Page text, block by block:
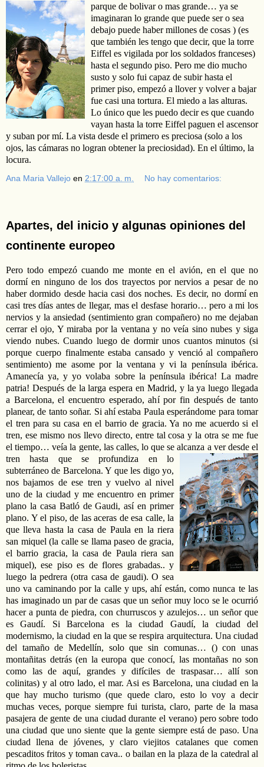
parque de bolivar o mas grande… ya se
imaginaran lo grande que puede ser o sea
debajo puede haber millones de cosas ) (es
que también les tengo que decir, que la torre
Eiffel es vigilada por los soldados franceses)
hasta el segundo piso. Pero me dio mucho
susto y solo fui capaz de subir hasta el
primer piso, empezó a llover y volver a bajar
fue casi una tortura. El miedo a las alturas.
Lo único que les puedo decir es que cuando
vayan hasta la torre Eiffel paguen el ascensor
y suban por mí. La vista desde el primero es preciosa (solo a los
ojos, las cámaras no logran obtener la preciosidad). En el último, la
locura.
Ana Maria Vallejo en 2:17:00 a. m. No hay comentarios:
Apartes, del inicio y algunas opiniones del
continente europeo
Pero todo empezó cuando me monte en el avión, en el que no
dormí en ninguno de los dos trayectos por nervios a pesar de no
haber dormido desde hacia casi dos noches. Es decir, no dormí en
casi tres días antes de llegar, mas el desfase horario… pero a mi los
nervios y la ansiedad (sentimiento gran compañero) no me dejaban
cerrar el ojo, Y miraba por la ventana y no veía sino nubes y siga
viendo nubes. Cuando luego de dormir unos cuantos minutos (si
porque cuerpo finalmente estaba cansado y venció al compañero
sentimiento) me asome por la ventana y vi la península ibérica.
Amanecía ya, y yo volaba sobre la península ibérica! La madre
patria! Después de la larga espera en Madrid, y la ya luego llegada
a Barcelona, el encuentro esperado, ahí por fin después de tanto
planear, de tanto soñar. Si ahí estaba Paula esperándome para tomar
el tren para su casa en el barrio de gracia. Ya no me acuerdo si el
tren, ese mismo nos llevo directo, entre tal cosa y la otra se me fue
el tiempo… veía la gente, las calles, lo que se alcanza a ver desde el
tren hasta que se profundiza en lo
subterráneo de Barcelona. Y que les digo yo,
nos bajamos de ese tren y vuelvo al nivel
uno de la ciudad y me encuentro en primer
plano la casa Batló de Gaudi, así en primer
plano. Y el piso, de las aceras de esa calle, la
que lleva hasta la casa de Paula en la riera
san miquel (la calle se llama paseo de gracia,
el barrio gracia, la casa de Paula riera san
miquel), ese piso es de flores grabadas.. y
luego la pedrera (otra casa de gaudi). O sea
uno va caminando por la calle y ups, ahí están, como nunca te las
has imaginado un par de casas que un señor muy loco se le ocurrió
hacer a punta de piedra, con churruscos y azulejos… un señor que
es Gaudí. Si Barcelona es la ciudad Gaudí, la ciudad del
modernismo, la ciudad en la que se respira arquitectura. Una ciudad
del tamaño de Medellín, solo que sin comunas… () con unas
montañitas detrás (en la europa que conocí, las montañas no son
como las de aquí, grandes y difíciles de traspasar… allí son
colinitas) y al otro lado, el mar. Asi es Barcelona, una ciudad en la
que hay mucho turismo (que quede claro, esto lo voy a decir
muchas veces, porque siempre fui turista, claro, parte de la masa
pasajera de gente de una ciudad durante el verano) pero sobre todo
una ciudad que uno siente que la gente siempre está de paso. Una
ciudad llena de jóvenes, y claro viejitos catalanes que comen
pescaditos fritos y toman cava.. o bailan en la plaza de la catedral al